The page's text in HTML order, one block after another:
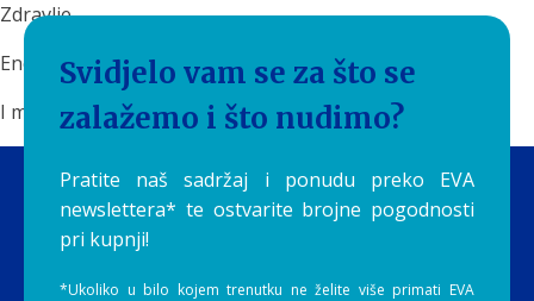
Zdravlje.
Energija.
I mali svakodnevni ritual koji često podcjenjujemo.
Svidjelo vam se za što se
zalažemo i što nudimo?
Pratite naš sadržaj i ponudu preko EVA
newslettera* te ostvarite brojne pogodnosti
pri kupnji!
*Ukoliko u bilo kojem trenutku ne želite više primati EVA